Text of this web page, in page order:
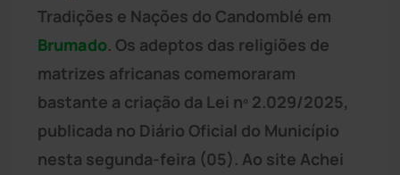
Tradições e Nações do Candomblé em
Brumado. Os adeptos das religiões de
matrizes africanas comemoraram
bastante a criação da Lei nº 2.029/2025,
publicada no Diário Oficial do Município
nesta segunda-feira (05). Ao site Achei